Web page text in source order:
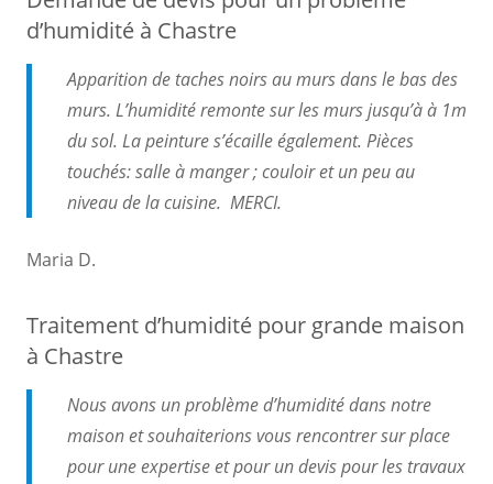
d’humidité à Chastre
Apparition de taches noirs au murs dans le bas des
murs. L’humidité remonte sur les murs jusqu’à à 1m
du sol. La peinture s’écaille également. Pièces
touchés: salle à manger ; couloir et un peu au
niveau de la cuisine. MERCI.
Maria D.
Traitement d’humidité pour grande maison
à Chastre
Nous avons un problème d’humidité dans notre
maison et souhaiterions vous rencontrer sur place
pour une expertise et pour un devis pour les travaux